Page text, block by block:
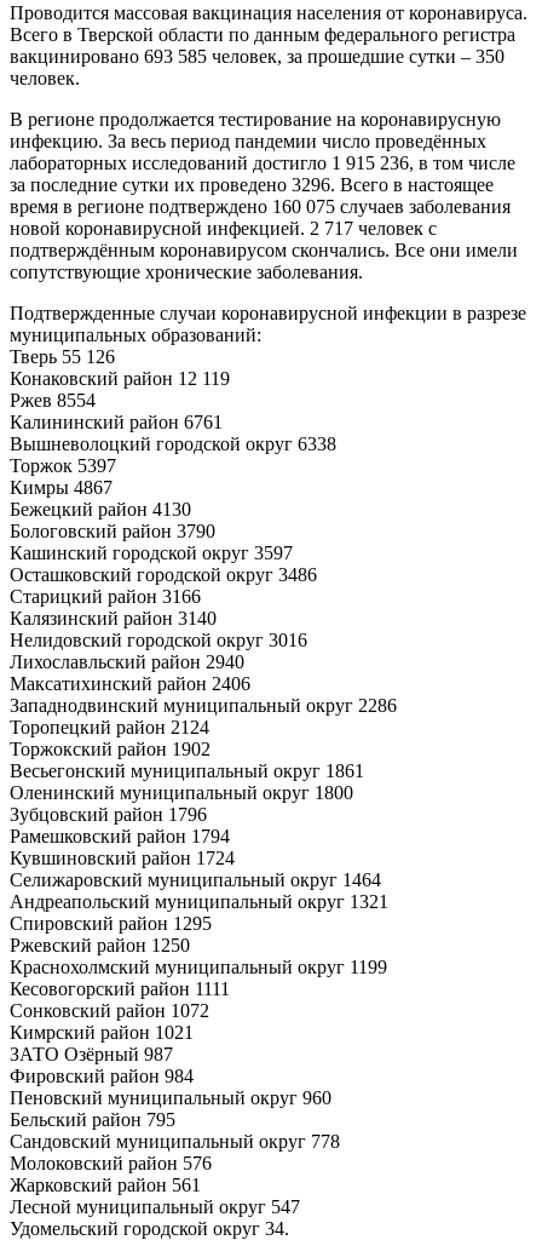
Проводится массовая вакцинация населения от коронавируса.
Всего в Тверской области по данным федерального регистра
вакцинировано 693 585 человек, за прошедшие сутки – 350
человек.
В регионе продолжается тестирование на коронавирусную
инфекцию. За весь период пандемии число проведённых
лабораторных исследований достигло 1 915 236, в том числе
за последние сутки их проведено 3296. Всего в настоящее
время в регионе подтверждено 160 075 случаев заболевания
новой коронавирусной инфекцией. 2 717 человек с
подтверждённым коронавирусом скончались. Все они имели
сопутствующие хронические заболевания.
Подтвержденные случаи коронавирусной инфекции в разрезе
муниципальных образований:
Тверь 55 126
Конаковский район 12 119
Ржев 8554
Калининский район 6761
Вышневолоцкий городской округ 6338
Торжок 5397
Кимры 4867
Бежецкий район 4130
Бологовский район 3790
Кашинский городской округ 3597
Осташковский городской округ 3486
Старицкий район 3166
Калязинский район 3140
Нелидовский городской округ 3016
Лихославльский район 2940
Максатихинский район 2406
Западнодвинский муниципальный округ 2286
Торопецкий район 2124
Торжокский район 1902
Весьегонский муниципальный округ 1861
Оленинский муниципальный округ 1800
Зубцовский район 1796
Рамешковский район 1794
Кувшиновский район 1724
Селижаровский муниципальный округ 1464
Андреапольский муниципальный округ 1321
Спировский район 1295
Ржевский район 1250
Краснохолмский муниципальный округ 1199
Кесовогорский район 1111
Сонковский район 1072
Кимрский район 1021
ЗАТО Озёрный 987
Фировский район 984
Пеновский муниципальный округ 960
Бельский район 795
Сандовский муниципальный округ 778
Молоковский район 576
Жарковский район 561
Лесной муниципальный округ 547
Удомельский городской округ 34.